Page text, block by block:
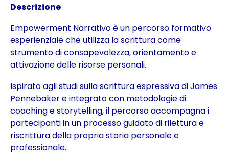
Descrizione
Empowerment Narrativo è un percorso formativo
esperienziale che utilizza la scrittura come
strumento di consapevolezza, orientamento e
attivazione delle risorse personali.
Ispirato agli studi sulla scrittura espressiva di James
Pennebaker e integrato con metodologie di
coaching e storytelling, il percorso accompagna i
partecipanti in un processo guidato di rilettura e
riscrittura della propria storia personale e
professionale.